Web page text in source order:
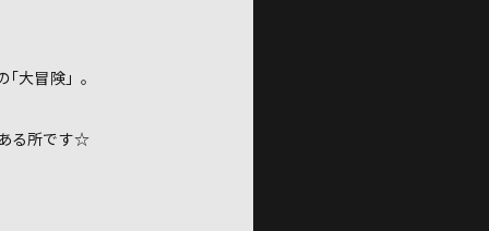
大冒険」。
る所です☆